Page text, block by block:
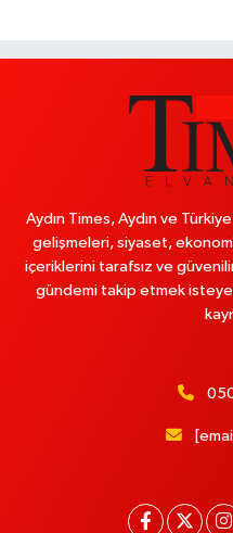
Aydın Times, Aydın ve
gelişmeleri, siyaset,
içeriklerini tarafsız ve
gündemi takip etmek